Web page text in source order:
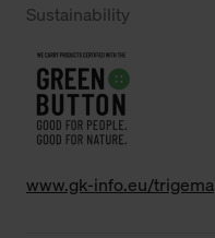
Sustainability
www.gk-info.eu/trigema